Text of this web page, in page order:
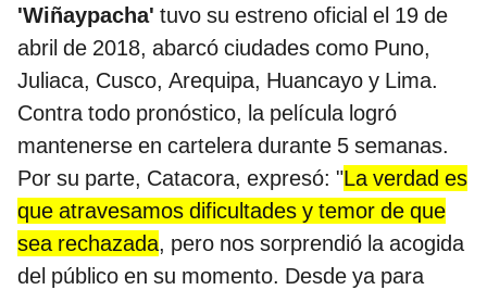
'Wiñaypacha' tuvo su estreno oficial el 19 de
abril de 2018, abarcó ciudades como Puno,
Juliaca, Cusco, Arequipa, Huancayo y Lima.
Contra todo pronóstico, la película logró
mantenerse en cartelera durante 5 semanas.
Por su parte, Catacora, expresó: "La verdad es
que atravesamos dificultades y temor de que
sea rechazada, pero nos sorprendió la acogida
del público en su momento. Desde ya para